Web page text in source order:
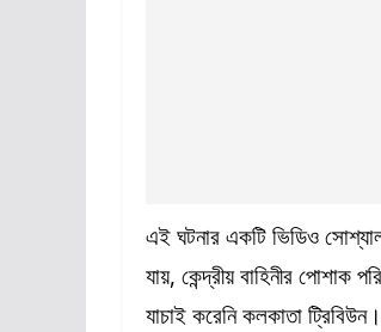
এই ঘটনার একটি ভিডিও
যায়, কেন্দ্রীয় বাহিনীর পোশাক
যাচাই করেনি কলকাতা ট্রিবিউন।